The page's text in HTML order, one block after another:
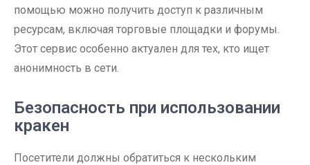
помощью можно получить доступ к различным
ресурсам, включая торговые площадки и форумы.
Этот сервис особенно актуален для тех, кто ищет
анонимность в сети.
Безопасность при использовании
кракен
Посетители должны обратиться к нескольким